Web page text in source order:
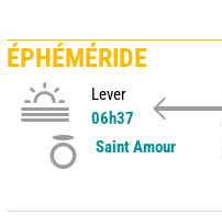
ÉPHÉMÉRIDE
Lever
06h37
Saint Amour